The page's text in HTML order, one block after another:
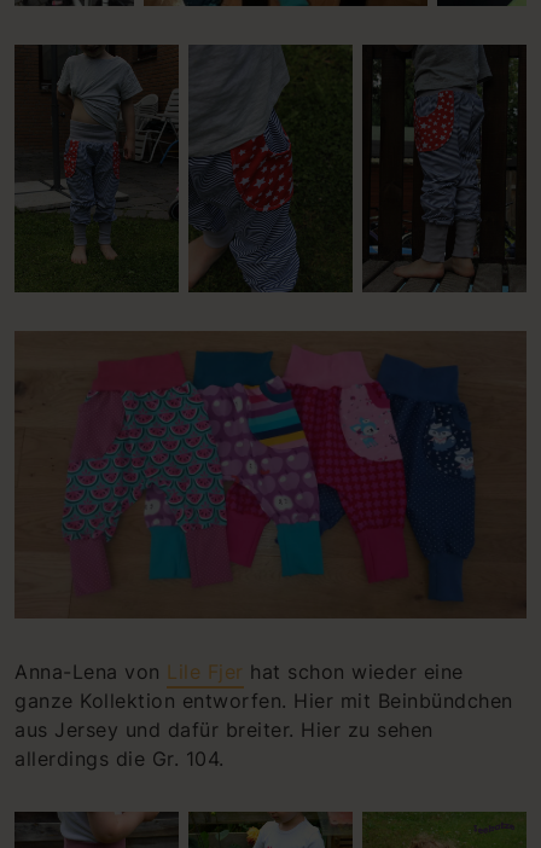
Anna-Lena von Lile Fjer hat schon wieder eine
ganze Kollektion entworfen. Hier mit Beinbündchen
aus Jersey und dafür breiter. Hier zu sehen
allerdings die Gr. 104.